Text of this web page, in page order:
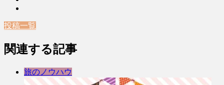
投稿一覧
関連する記事
旅のノウハウ